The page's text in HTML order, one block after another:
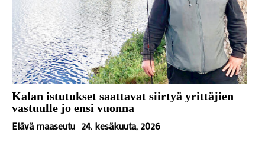
Kalan istutukset saattavat siirtyä yrittäjien
vastuulle jo ensi vuonna
Elävä maaseutu 24. kesäkuuta, 2026